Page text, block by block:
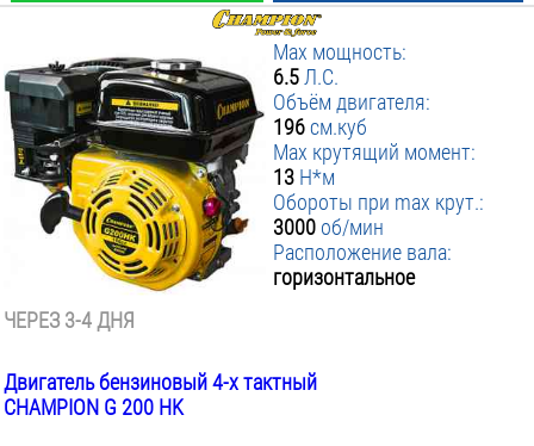
Max мощность:
6.5 Л.С.
Объём двигателя:
196см.куб
Max крутящий момент:
13 Н*м
Обороты при max крут.:
3000 об/мин
Расположение вала:
горизонтальное
ЧЕРЕЗ 3-4 ДНЯ
Двигатель бензиновый 4-х тактный
CHAMPION G 200 HK